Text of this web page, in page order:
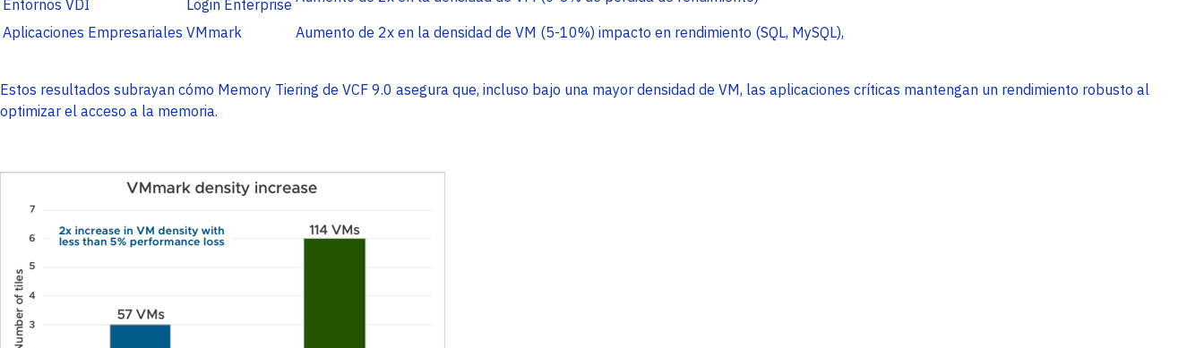
Entornos VDI
Login Enterprise
Aplicaciones Empresariales VMmark Aumento de 2x en la densidad de VM (5-10%) impacto en rendimiento (SQL, MySQL),
Estos resultados subrayan cómo Memory Tiering de VCF 9.0 asegura que, incluso bajo una mayor densidad de VM, las aplicaciones críticas mantengan un rendimiento robusto al
optimizar el acceso a la memoria.